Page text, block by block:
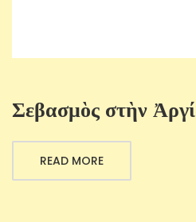
Σεβασμὸς στὴν
READ MORE